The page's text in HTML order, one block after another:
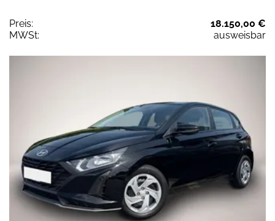
Preis:
18.150,00 €
MWSt:
ausweisbar